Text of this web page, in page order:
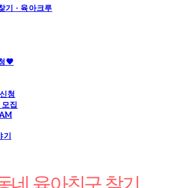
기 - 육아크루
🧡
청
집